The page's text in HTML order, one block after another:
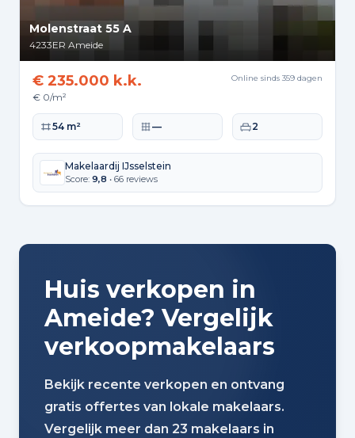
Molenstraat 55 A
4233ER Ameide
€ 235.000 k.k.
€ 0/m²
Online sinds 359 dagen
Woonoppervlakte
54 m² Perceeloppervlakte
— Slaapkamers
2
Makelaardij IJsselstein
Score: 9,8 • 66 reviews
Huis verkopen in
Ameide? Vergelijk
verkoopmakelaars
Bekijk recente verkopen en ontvang
gratis offertes van lokale makelaars.
Vergelijk meer dan 23 makelaars in